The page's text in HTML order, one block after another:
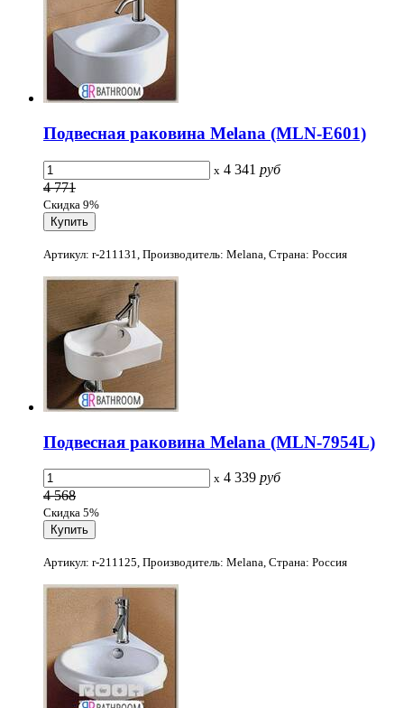
Подвесная раковина Melana (MLN-Е601)
x 4 341 руб
4 771
Скидка 9%
Артикул: r-211131, Производитель: Melana, Страна: Россия
Подвесная раковина Melana (MLN-7954L)
x 4 339 руб
4 568
Скидка 5%
Артикул: r-211125, Производитель: Melana, Страна: Россия